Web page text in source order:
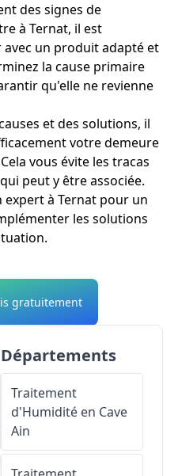
des signes de
à Ternat, il est
un produit adapté et
la cause primaire
qu'elle ne revienne
et des solutions, il
votre demeure
vous évite les tracas
peut y être associée.
expert à Ternat pour un
les solutions
gratuitement
Départements
Traitement
d'Humidité en Cave
Ain